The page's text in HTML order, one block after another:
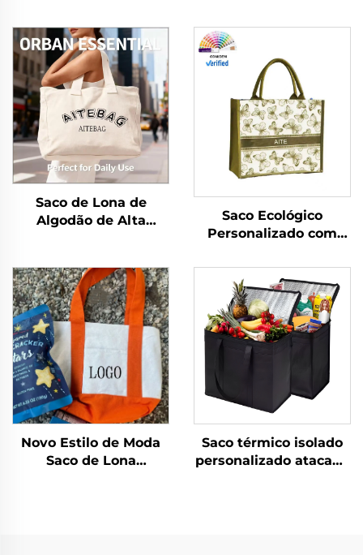
Saco de Lona de
Algodão de Alta
Ombro, Tamanho
Médio, com Estampa
de Letras Moderna e
Transferência de
Logotipo
Personalizado
Saco Ecológico
Personalizado com
Algodão Impermeável,
com Cordão, Padrões
da Moda, Solução
Sustentável para
Compras
Novo Estilo de Moda
Saco de Lona
Saco térmico isolado
personalizado atacado